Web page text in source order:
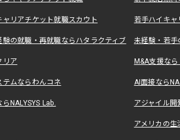
リアチケット就職スカウト 若手ハイキ
の就職・再就職ならハタラクティブ 未経験・若手
リア M&A支援な
テムならわんコネ AI面接なら
NALYSYS Lab. アジャイル
アメリカの